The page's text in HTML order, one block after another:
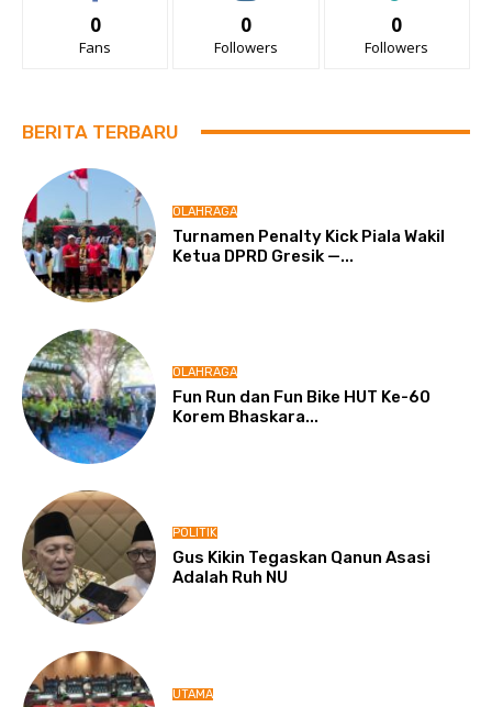
0
Fans
0
Followers
0
Followers
BERITA TERBARU
OLAHRAGA
Turnamen Penalty Kick Piala Wakil
Ketua DPRD Gresik —...
OLAHRAGA
Fun Run dan Fun Bike HUT Ke-60
Korem Bhaskara...
POLITIK
Gus Kikin Tegaskan Qanun Asasi
Adalah Ruh NU
UTAMA